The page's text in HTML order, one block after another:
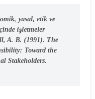
yasal, etik ve
işletmeler
A. B. (1991). The
Toward the
Stakeholders.